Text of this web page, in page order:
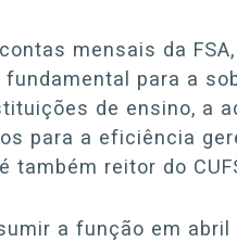
mensais da
para a
de ensino, a
para a eficiência
também reitor do
a função em